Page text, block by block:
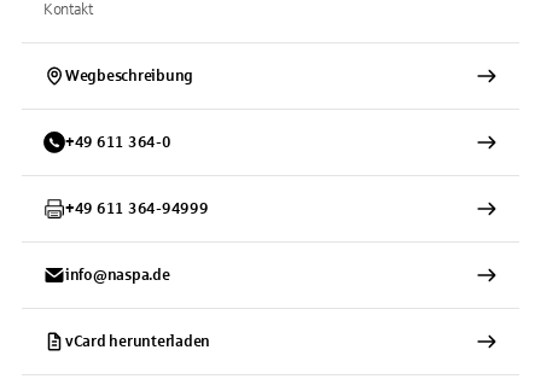
Kontakt
Wegbeschreibung
+49 611 364-0
+49 611 364-94999
info@naspa.de
vCard herunterladen